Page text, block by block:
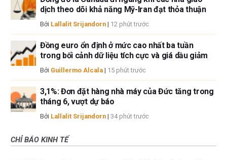
dịch theo dõi khả năng Mỹ-Iran đạt thỏa thuận
Bởi Lallalit Srijandorn | 12 phút trước
Đồng euro ổn định ở mức cao nhất ba tuần
trong bối cảnh dữ liệu tích cực và giá dầu giảm
Bởi Guillermo Alcala | 15 phút trước
3,1%: Đơn đặt hàng nhà máy của Đức tăng trong
tháng 6, vượt dự báo
Bởi Lallalit Srijandorn | 34 phút trước
CHỈ BÁO KINH TẾ